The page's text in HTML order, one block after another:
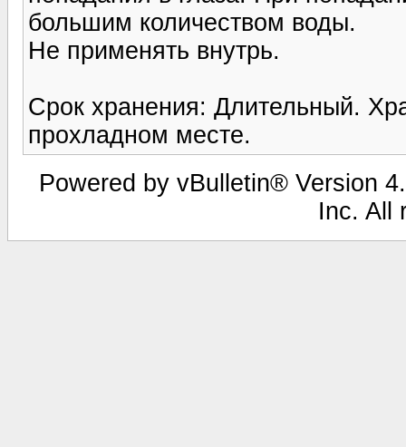
большим количеством воды.
Не применять внутрь.
Срок хранения: Длительный.
прохладном месте.
Powered by vBulletin® Version
Inc. All